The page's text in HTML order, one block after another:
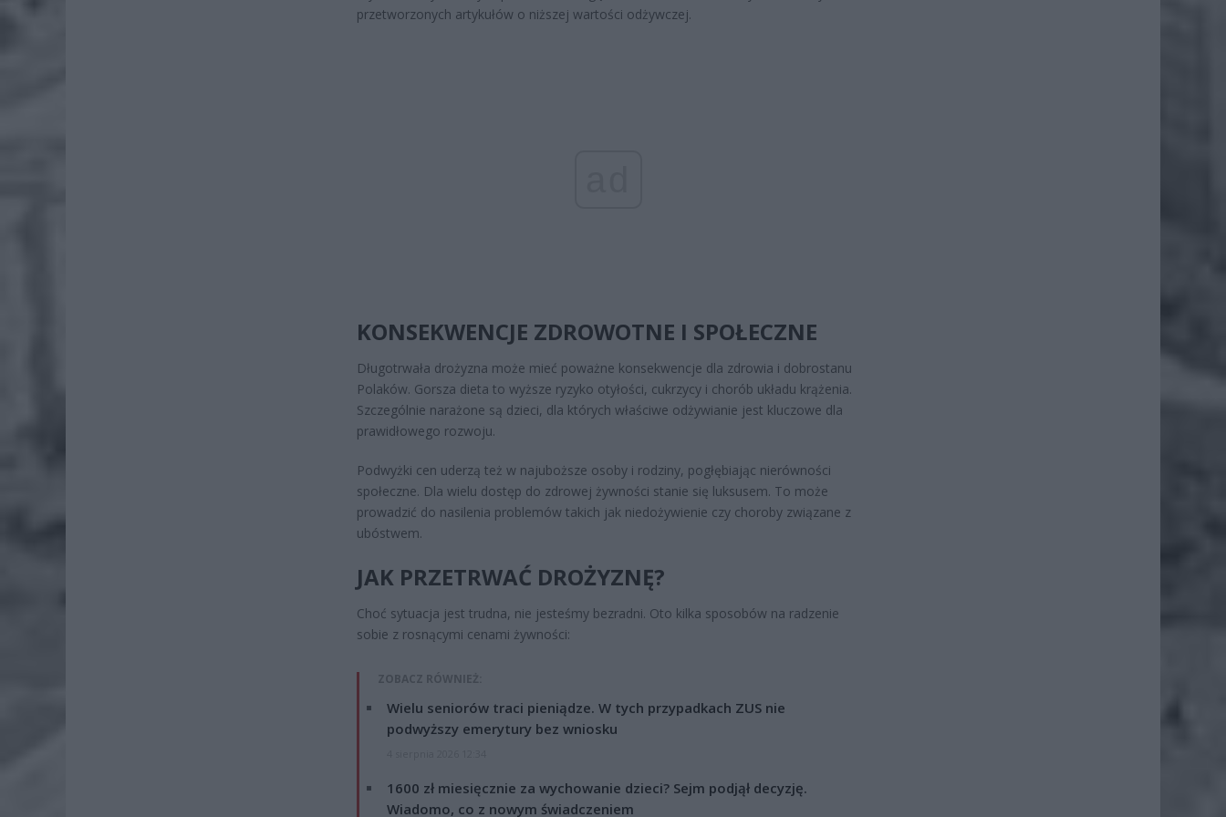
przetworzonych artykułów o niższej wartości odżywczej.
KONSEKWENCJE ZDROWOTNE I SPOŁECZNE
Długotrwała drożyzna może mieć poważne konsekwencje dla zdrowia i dobrostanu
Polaków. Gorsza dieta to wyższe ryzyko otyłości, cukrzycy i chorób układu krążenia.
Szczególnie narażone są dzieci, dla których właściwe odżywianie jest kluczowe dla
prawidłowego rozwoju.
Podwyżki cen uderzą też w najuboższe osoby i rodziny, pogłębiając nierówności
społeczne. Dla wielu dostęp do zdrowej żywności stanie się luksusem. To może
prowadzić do nasilenia problemów takich jak niedożywienie czy choroby związane z
ubóstwem.
JAK PRZETRWAĆ DROŻYZNĘ?
Choć sytuacja jest trudna, nie jesteśmy bezradni. Oto kilka sposobów na radzenie
sobie z rosnącymi cenami żywności:
ZOBACZ RÓWNIEŻ:
Wielu seniorów traci pieniądze. W tych przypadkach ZUS nie
podwyższy emerytury bez wniosku
1600 zł miesięcznie za wychowanie dzieci? Sejm podjął decyzję.
Wiadomo, co z nowym świadczeniem